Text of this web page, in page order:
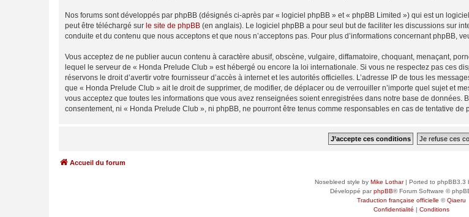
Nos forums sont développés par phpBB (désignés ci-après par « logiciel phpBB » et « phpBB Limited ») qui est un
peut être téléchargé sur le site de phpBB (en anglais). Le logiciel phpBB a pour seul but de faciliter les discussions sur
conduite et du contenu que nous acceptons et que nous n’acceptons pas. Pour plus d’informations concernant phpBB,
Vous acceptez de ne publier aucun contenu à caractère abusif, obscène, vulgaire, diffamatoire, choquant, menaçant,
lequel le serveur de « Honda Prelude Club » est hébergé ou encore la loi internationale. Si vous ne respectez pas ces
réservons le droit d’avertir votre fournisseur d’accès à internet et les autorités officielles. L’adresse IP de tous les
que « Honda Prelude Club » ait le droit de supprimer, de modifier, de déplacer ou de verrouiller n’importe quel sujet et
vous acceptez que toutes les informations que vous avez renseignées soient enregistrées dans notre base de données.
consentement, ni « Honda Prelude Club », ni phpBB, ne pourront être tenus comme responsables en cas de tentative
Accueil du forum
Nosebleed style by Mike Lothar| Ported to phpBB3.3
Développé parphpBB® Forum Software ©
Traduction française officielle ©Qiaeru
Confidentialité | Conditions